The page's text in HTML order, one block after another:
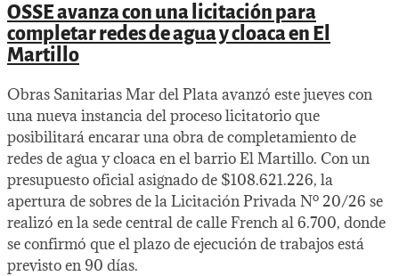
OSSE avanza con una licitación para
completar redes de agua y cloaca en El
Martillo
Obras Sanitarias Mar del Plata avanzó este jueves con
una nueva instancia del proceso licitatorio que
posibilitará encarar una obra de completamiento de
redes de agua y cloaca en el barrio El Martillo. Con un
presupuesto oficial asignado de $108.621.226, la
apertura de sobres de la Licitación Privada Nº 20/26 se
realizó en la sede central de calle French al 6.700, donde
se confirmó que el plazo de ejecución de trabajos está
previsto en 90 días.